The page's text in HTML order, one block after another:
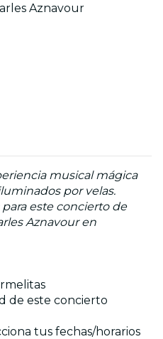
Aznavour
musical mágica
por velas.
este concierto de
Aznavour en
de este concierto
tus fechas/horarios